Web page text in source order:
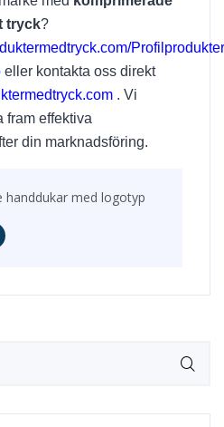
tryck?
eller kontakta oss direkt
. Vi
fram effektiva
din marknadsföring.
handdukar med logotyp